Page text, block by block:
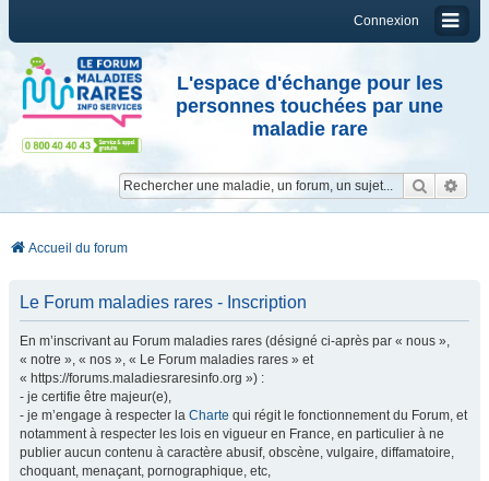
Connexion
L'espace d'échange pour les
personnes touchées par une
maladie rare
Accueil du forum
Le Forum maladies rares - Inscription
En m’inscrivant au Forum maladies rares (désigné ci-après par « nous »,
« notre », « nos », « Le Forum maladies rares » et
« https://forums.maladiesraresinfo.org ») :
- je certifie être majeur(e),
- je m’engage à respecter la Charte qui régit le fonctionnement du Forum, et
notamment à respecter les lois en vigueur en France, en particulier à ne
publier aucun contenu à caractère abusif, obscène, vulgaire, diffamatoire,
choquant, menaçant, pornographique, etc,